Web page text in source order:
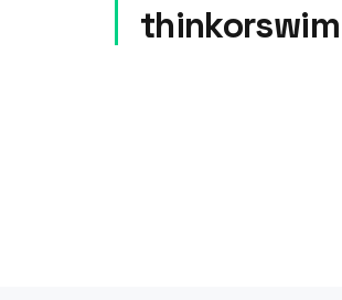
thinkorswim